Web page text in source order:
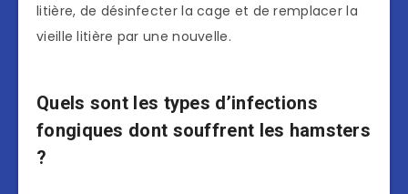
litière, de désinfecter la cage et de remplacer la
vieille litière par une nouvelle.
Quels sont les types d’infections
fongiques dont souffrent les hamsters
?